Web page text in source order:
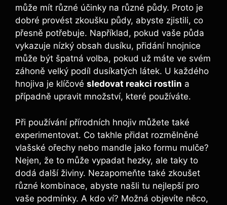
‌může mít různé ⁤účinky na různé půdy. Proto ‍je
⁢dobré provést zkoušku půdy, abyste zjistili, co
přesně potřebuje. Například, pokud vaše ⁣půda
vykazuje nízký obsah dusíku, přidání hnojnice
může být⁤ špatná volba, ⁤pokud ⁢už⁢ máte ve svém
záhoně velký podíl dusíkatých látek. U ⁤každého⁤
hnojiva je⁤ klíčové sledovat reakci rostlin a
⁤případně upravit množství,⁢ které používáte.
Při používání přírodních ⁢hnojiv můžete ⁢také
experimentovat. Co takhle přidat ‍rozmělněné
⁣vlašské ořechy nebo ⁣mandle ‌jako formu mulče?‍
Nejen, že‍ to může vypadat hezky, ale ⁣taky to
dodá další ‌živiny. Nezapomeňte také ‌zkoušet
různé kombinace,⁣ abyste našli ​tu nejlepší pro
vaše ​podmínky. A kdo ví? Možná objevíte něco,